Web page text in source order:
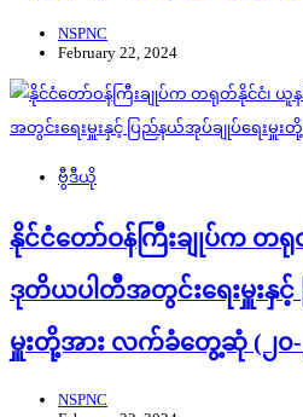
NSPNC
February 22, 2024
ဗွီဒီယို
နိုင်ငံတော်ဝန်ကြီးချုပ်က တရု
ဒုတိယပါတီအတွင်းရေးမှူးနှင့်
မှူးတို့အား လက်ခံတွေ့ဆုံ (၂၀-
NSPNC